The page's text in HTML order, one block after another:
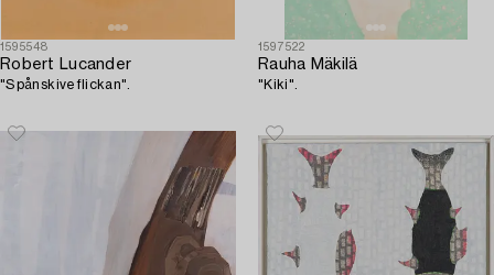
1595548
Robert Lucander
"Spånskiveflickan".
1597522
Rauha Mäkilä
"Kiki".